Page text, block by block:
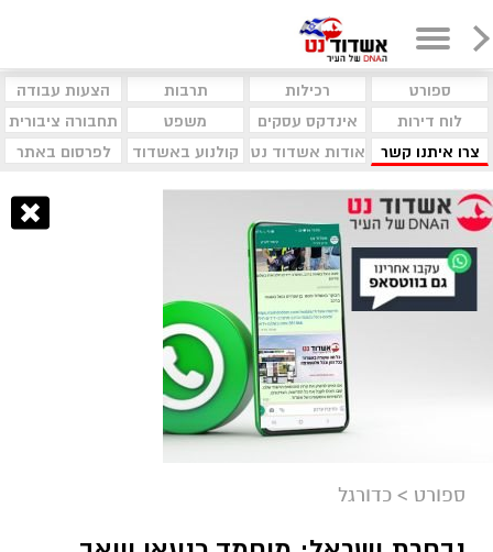
ספורט רכילות תרבות
הצעות עבודה
לוח דירות
אינדקס עסקים משפט
תחבורה ציבורית
צרו איתנו קשר
אודות אשדוד נט קולנוע באשדוד לפרסום באתר
ספורט > כדורגל